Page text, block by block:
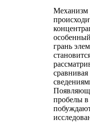
Механизм
грань
пробелы